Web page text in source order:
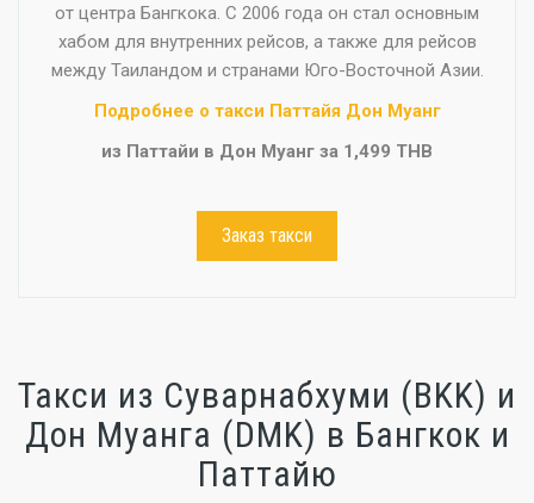
от центра Бангкока. С 2006 года он стал основным
хабом для внутренних рейсов, а также для рейсов
между Таиландом и странами Юго-Восточной Азии.
Подробнее о такси Паттайя Дон Муанг
из Паттайи в Дон Муанг за 1,499 THB
Заказ такси
Такси из Суварнабхуми (BKK) и
Дон Муанга (DMK) в Бангкок и
Паттайю